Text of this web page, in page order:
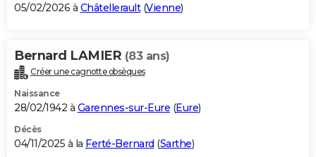
S'inscrire
Se connecter
Lycées
Collèges
Primaires
Universités
Entreprises
Service militaire
Avis de recherche
AVIS DE DÉCÈS
Bricolage
Lifestyle
Culture
Sport
Auto
Television
Voyage
Cinema
05/02/2026 à Châtellerault(Vienne)
Bernard LAMIER (83 ans)
Créer une cagnotte obsèques
Naissance
28/02/1942 à Garennes-sur-Eure (Eure)
Décès
04/11/2025 à la Ferté-Bernard (Sarthe)